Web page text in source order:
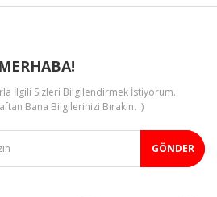
Gönder
MERHABA!
İlgili Sizleri Bilgilendirmek İstiyorum.
Bana Bilgilerinizi Bırakın. :)
GÖNDER